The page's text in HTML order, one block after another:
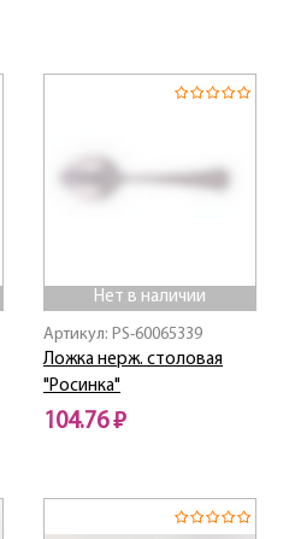
Нет в наличии
Артикул: PS-60065339
Ложка нерж. столовая
"Росинка"
104.76 ₽